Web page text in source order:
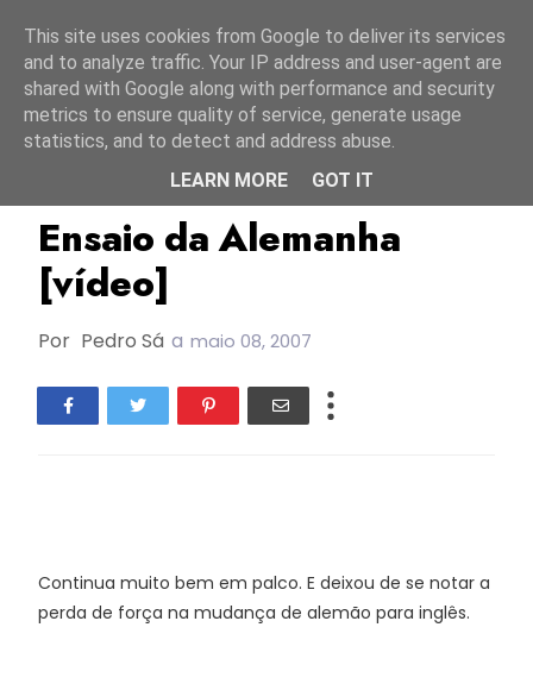
Alemanha Enviados Helsínquia
Ensaio da Alemanha
[vídeo]
Por Pedro Sá a maio 08, 2007
Continua muito bem em palco. E deixou de se notar a
perda de força na mudança de alemão para inglês.
This site uses cookies from Google to deliver its services
and to analyze traffic. Your IP address and user-agent are
shared with Google along with performance and security
metrics to ensure quality of service, generate usage
statistics, and to detect and address abuse.
LEARN MORE
GOT IT